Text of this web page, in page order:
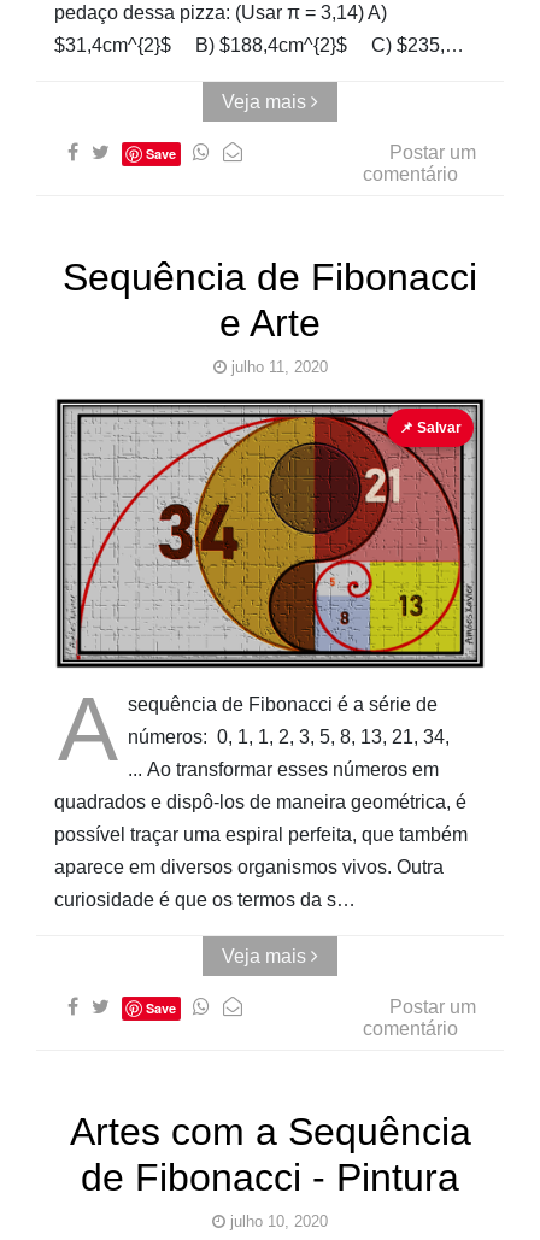
pedaço dessa pizza: (Usar π = 3,14) A)
$31,4cm^{2}$ B) $188,4cm^{2}$ C) $235,…
Veja mais
Save
Postar um
comentário
Sequência de Fibonacci
e Arte
julho 11, 2020
design Fibonacci PHI
Pinturas
do
AUwe
📌 Salvar
A sequência de Fibonacci é a série de
números: 0, 1, 1, 2, 3, 5, 8, 13, 21, 34,
... Ao transformar esses números em
quadrados e dispô-los de maneira geométrica, é
possível traçar uma espiral perfeita, que também
aparece em diversos organismos vivos. Outra
curiosidade é que os termos da s…
Veja mais
Save
Postar um
comentário
Artes com a Sequência
de Fibonacci - Pintura
julho 10, 2020